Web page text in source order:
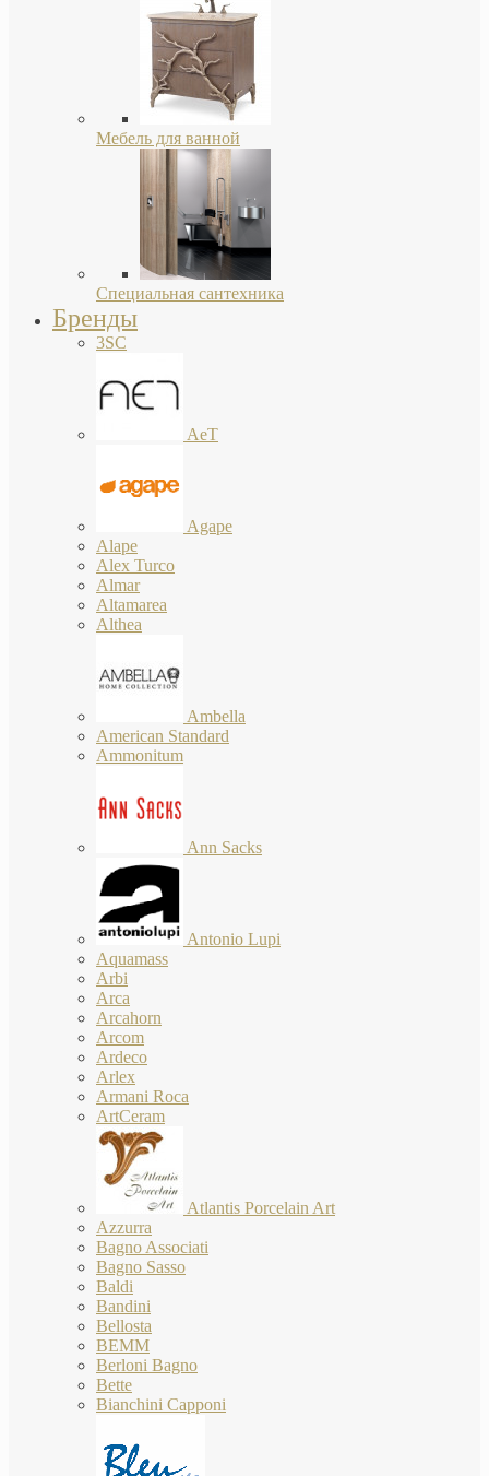
Мебель для ванной
Специальная сантехника
Бренды
3SC
AeT
Agape
Alape
Alex Turco
Almar
Altamarea
Althea
Ambella
American Standard
Ammonitum
Ann Sacks
Antonio Lupi
Aquamass
Arbi
Arca
Arcahorn
Arcom
Ardeco
Arlex
Armani Roca
ArtCeram
Atlantis Porcelain Art
Azzurra
Bagno Associati
Bagno Sasso
Baldi
Bandini
Bellosta
BEMM
Berloni Bagno
Bette
Bianchini Capponi